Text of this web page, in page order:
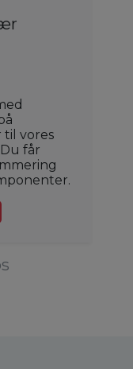
til vores
får